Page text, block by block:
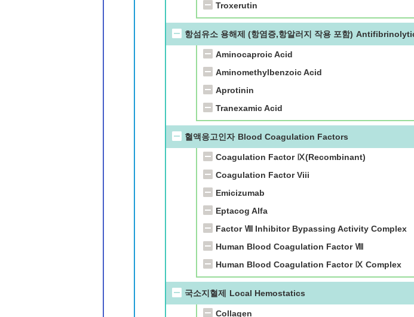
Troxerutin
항섬유소 용해제 (항염증,항알러지 작용 포함)
Aminocaproic Acid
Aminomethylbenzoic Acid
Aprotinin
Tranexamic Acid
혈액응고인자 Blood Coagulation Factors
Coagulation Factor Ⅸ(Recombinant)
Coagulation Factor Viii
Emicizumab
Eptacog Alfa
Factor Ⅷ Inhibitor Bypassing Activity Complex
Human Blood Coagulation Factor Ⅷ
Human Blood Coagulation Factor Ⅸ Complex
국소지혈제 Local Hemostatics
Collagen